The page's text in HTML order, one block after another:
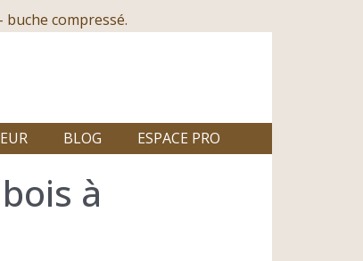
compressé.
BLOG ESPACE PRO
à